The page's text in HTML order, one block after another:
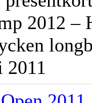
2012 –
2011